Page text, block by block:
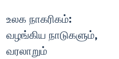
உலக நாகரிகம்:
வழங்கிய நாடுகளும்,
வரலாறும்